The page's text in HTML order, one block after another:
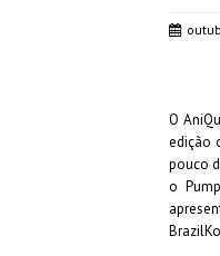
O
edição
pouco
o